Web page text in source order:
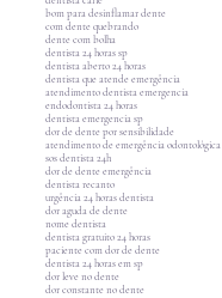
bom para desinflamar dente
com dente quebrando
dente com bolha
dentista 24 horas sp
dentista aberto 24 horas
dentista que atende emergência
atendimento dentista emergencia
endodontista 24 horas
dentista emergencia sp
dor de dente por sensibilidade
atendimento de emergência odontológica
sos dentista 24h
dor de dente emergência
dentista recanto
urgência 24 horas dentista
dor aguda de dente
nome dentista
dentista gratuito 24 horas
paciente com dor de dente
dentista 24 horas em sp
dor leve no dente
dor constante no dente